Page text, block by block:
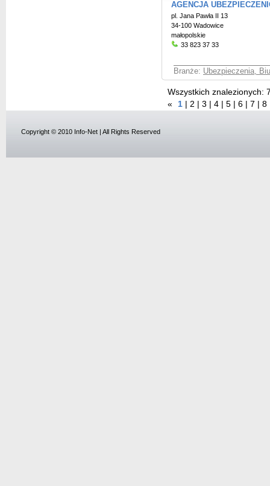
AGENCJA
pl. Jana Pawła II 13
34-100 Wadowice
małopolskie
33 823 37 33
Branże: Ubezpieczenia,
Wszystkich znalezionych:
«
1 2 3 4 5 6 7 8
Copyright © 2010 Info-Net | All Rights Reserved